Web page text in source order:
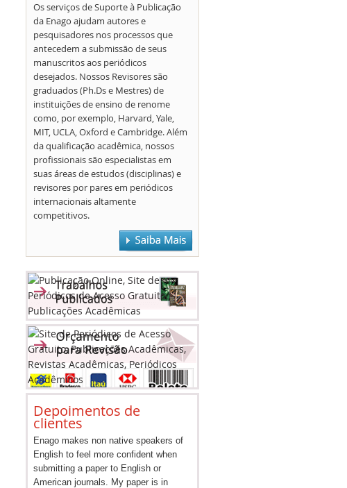
Os serviços de Suporte à Publicação
da Enago ajudam autores e
pesquisadores nos processos que
antecedem a submissão de seus
manuscritos aos periódicos
desejados. Nossos Revisores são
graduados (Ph.Ds e Mestres) de
instituições de ensino de renome
como, por exemplo, Harvard, Yale,
MIT, UCLA, Oxford e Cambridge. Além
da qualificação acadêmica, nossos
profissionais são especialistas em
suas áreas de estudos (disciplinas) e
revisores por pares em periódicos
internacionais altamente
competitivos.
Depoimentos de
clientes
Enago makes non native speakers of
English to feel more confident when
submitting a paper to English or
American journals. My paper is in